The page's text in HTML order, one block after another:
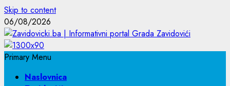
Skip to content
06/08/2026
Primary Menu
Naslovnica